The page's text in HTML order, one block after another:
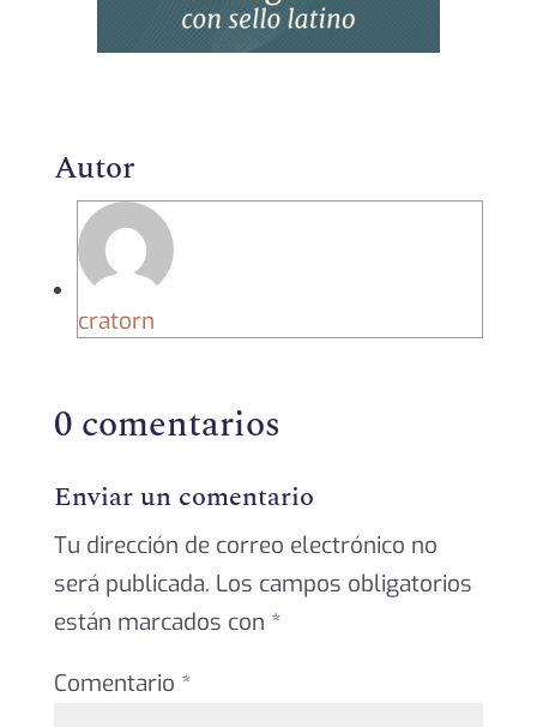
Autor
cratorn
0 comentarios
Enviar un comentario
Tu dirección de correo electrónico no
será publicada. Los campos obligatorios
están marcados con *
Comentario *